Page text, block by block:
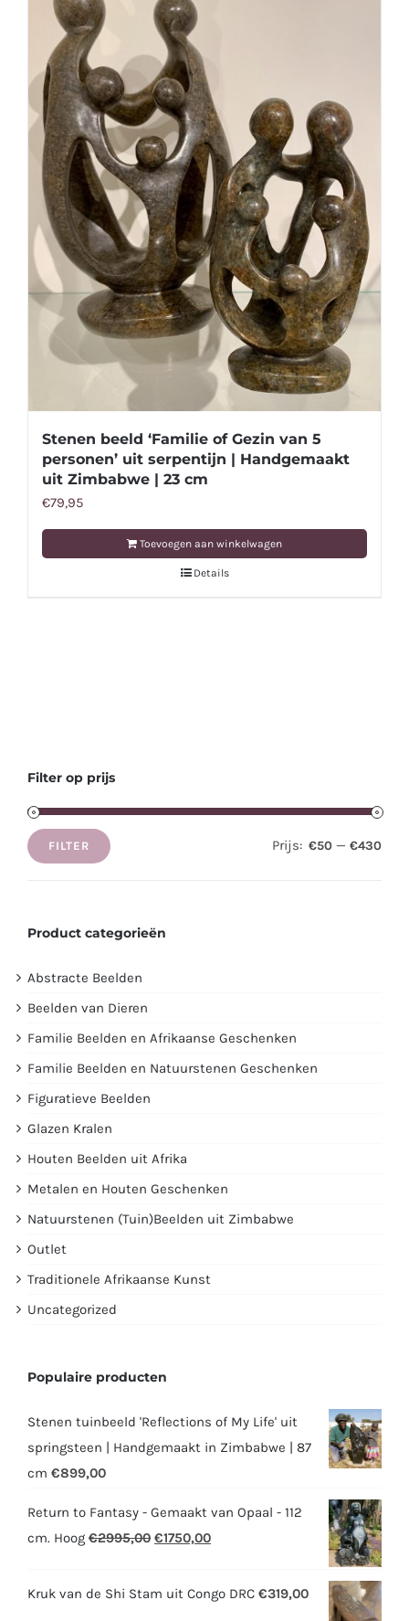
Stenen beeld ‘Familie of Gezin van 5
personen’ uit serpentijn | Handgemaakt
uit Zimbabwe | 23 cm
€79,95
Toevoegen aan winkelwagen
Details
Filter op prijs
Min.
Max.
FILTER Prijs: €50 — €430
Product categorieën
Abstracte Beelden
Beelden van Dieren
Familie Beelden en Afrikaanse Geschenken
Familie Beelden en Natuurstenen Geschenken
Figuratieve Beelden
Glazen Kralen
Houten Beelden uit Afrika
Metalen en Houten Geschenken
Natuurstenen (Tuin)Beelden uit Zimbabwe
Outlet
Traditionele Afrikaanse Kunst
Uncategorized
Populaire producten
Stenen tuinbeeld 'Reflections of My Life' uit
springsteen | Handgemaakt in Zimbabwe | 87
cm €899,00
Return to Fantasy - Gemaakt van Opaal - 112
cm. Hoog €2995,00 Oorspronkelijke
was:
€1750,00Huidige
is:
Kruk van de Shi Stam uit Congo DRC €319,00